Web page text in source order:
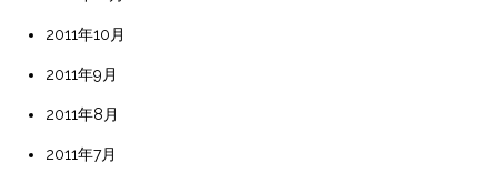
2011年10月
2011年9月
2011年8月
2011年7月